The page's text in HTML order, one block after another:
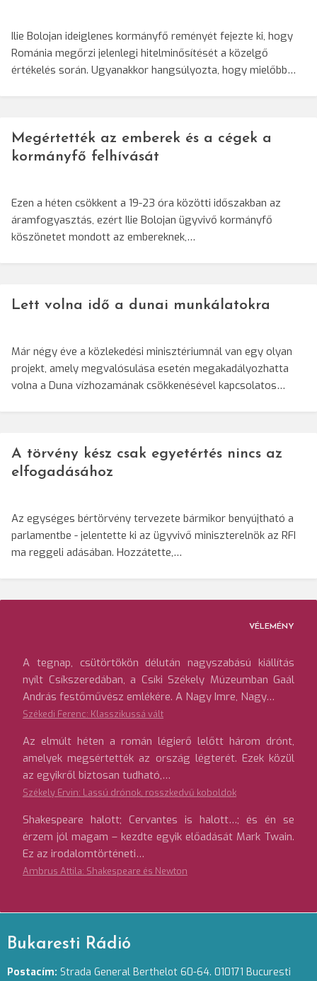
Ilie Bolojan ideiglenes kormányfő reményét fejezte ki, hogy
Románia megőrzi jelenlegi hitelminősítését a közelgő
értékelés során. Ugyanakkor hangsúlyozta, hogy mielőbb…
Megértették az emberek és a cégek a
kormányfő felhívását
Ezen a héten csökkent a 19-23 óra közötti időszakban az
áramfogyasztás, ezért Ilie Bolojan ügyvivő kormányfő
köszönetet mondott az embereknek,…
Lett volna idő a dunai munkálatokra
Már négy éve a közlekedési minisztériumnál van egy olyan
projekt, amely megvalósulása esetén megakadályozhatta
volna a Duna vízhozamának csökkenésével kapcsolatos…
A törvény kész csak egyetértés nincs az
elfogadásához
Az egységes bértörvény tervezete bármikor benyújtható a
parlamentbe - jelentette ki az ügyvivő miniszterelnök az RFI
ma reggeli adásában. Hozzátette,…
VÉLEMÉNY
A tegnap, csütörtökön délután nagyszabású kiállítás
nyílt Csíkszeredában, a Csíki Székely Múzeumban Gaál
András festőművész emlékére. A Nagy Imre, Nagy…
Székedi Ferenc: Klasszikussá vált
Az elmúlt héten a román légierő lelőtt három drónt,
amelyek megsértették az ország légterét. Ezek közül
az egyikről biztosan tudható,…
Székely Ervin: Lassú drónok, rosszkedvű koboldok
Shakespeare halott; Cervantes is halott…; és én se
érzem jól magam – kezdte egyik előadását Mark Twain.
Ez az irodalomtörténeti…
Ambrus Attila: Shakespeare és Newton
Bukaresti Rádió
Postacím: Strada General Berthelot 60-64. 010171 Bucuresti